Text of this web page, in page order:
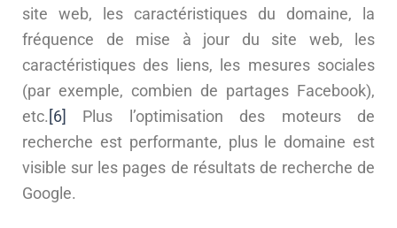
site web, les caractéristiques du domaine, la
fréquence de mise à jour du site web, les
caractéristiques des liens, les mesures sociales
(par exemple, combien de partages Facebook),
etc. [6]
Plus l’optimisation des moteurs de
recherche est performante, plus le domaine est
visible sur les pages de résultats de recherche de
Google.